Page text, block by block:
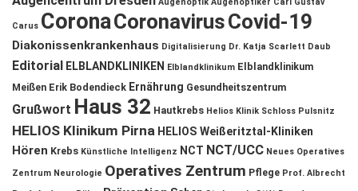
Carus CoronaCoronavirusCovid-19
Diakonissenkrankenhaus Digitalisierung Dr. Katja Scarlett Daub
Editorial ELBLANDKLINIKEN Elblandklinikum Elblandklinikum
Meißen Erik Bodendieck Ernährung Gesundheitszentrum
Grußwort Haus 32 Hautkrebs Helios Klinik Schloss Pulsnitz
HELIOS Klinikum Pirna HELIOS Weißeritztal-Kliniken
Hören Krebs Künstliche Intelligenz NCT NCT/UCC Neues Operatives
Zentrum Neurologie Operatives Zentrum Pflege Prof. Albrecht